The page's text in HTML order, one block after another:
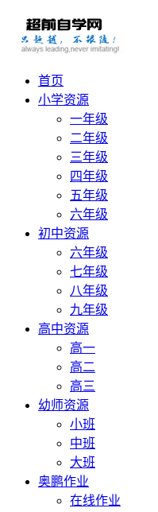
首页
小学资源
一年级
二年级
三年级
四年级
五年级
六年级
初中资源
六年级
七年级
八年级
九年级
高中资源
高一
高二
高三
幼师资源
小班
中班
大班
奥鹏作业
在线作业